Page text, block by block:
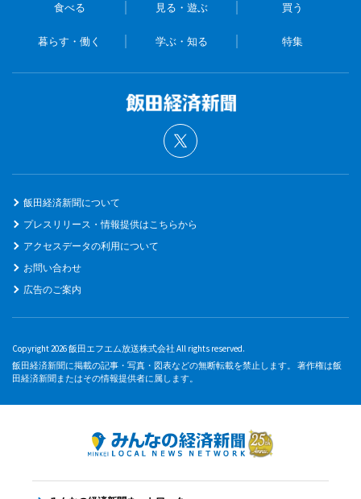
食べる 見る・遊ぶ 買う
暮らす・働く 学ぶ・知る 特集
飯田経済新聞について
プレスリリース・情報提供はこちらから
アクセスデータの利用について
お問い合わせ
広告のご案内
Copyright 2026 飯田エフエム放送株式会社 All rights reserved.
飯田経済新聞に掲載の記事・写真・図表などの無断転載を禁止します。 著作権は飯
田経済新聞またはその情報提供者に属します。